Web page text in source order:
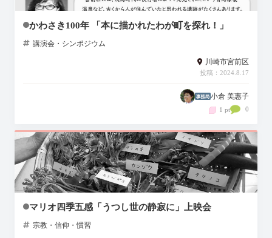
かわさき100年 「本に描かれたわが町を探れ！」
講演会・シンポジウム
川崎市宮前区
投稿：2024.8.17
小倉 美惠子
1 pt 0
マリオ四季五感「うつし世の静寂に」上映会
宗教・信仰・慣習